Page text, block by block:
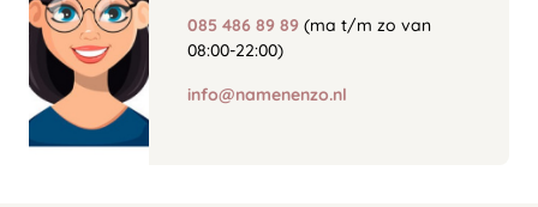
085 486 89 89 (ma t/m zo van
08:00-22:00)
info@namenenzo.nl